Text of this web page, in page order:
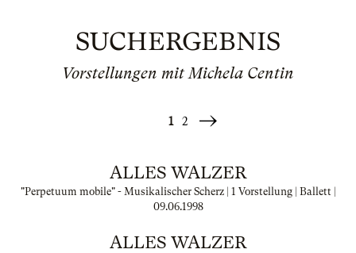
SUCHERGEBNIS
Vorstellungen mit Michela Centin
1 2
Weiter
ALLES WALZER
"Perpetuum mobile" - Musikalischer Scherz | 1 Vorstellung | Ballett |
09.06.1998
ALLES WALZER